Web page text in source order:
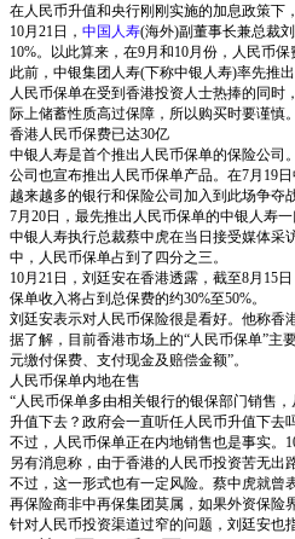
在人民币升值和央行刚刚实施的加息政策下
10月21日， 中国人寿(海外)副董事长兼总裁
10%。以此算来，在9月和10月份，人民币
此前，中银集团人寿(下称中银人寿)率先推
人民币保单在受到香港投资人士热捧的同
际上储蓄性质高过保障，所以购买时要谨慎。
香港人民币保费已达30亿
中银人寿是首个推出人民币保单的保险公司
公司也宣布推出人民币保单产品。在7月19
越来越多的银行和保险公司加入到此场争夺
7月20日，最先推出人民币保单的中银人寿
中银人寿执行总裁蔡中虎在当日接受媒体采
中，人民币保单占到了四分之三。
10月21日，刘廷安在香港透露，截至8月15
保单收入将占到总保费的约30%至50%。
刘廷安表示对人民币保险很是看好。他称香
据了解，目前香港市场上的“人民币保单”主
元缴付保费、支付现金及赔偿金额”。
人民币保单内地在售
“人民币保单多由相关银行的银保部门销售
升值下去？政府会一直听任人民币升值下去
不过，人民币保单正在内地销售也是事实。
另有消息称，由于香港的人民币投资苦无出
不过，这一形式也有一定风险。蔡中虎就曾
再保险商非中再保集团莫属，如果外资保险
针对人民币投资渠道过窄的问题，刘廷安也